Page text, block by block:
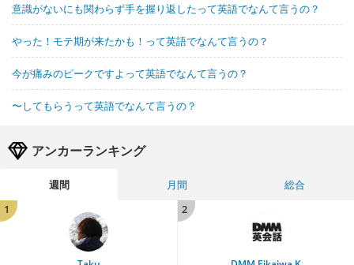
意識がないにも関わらず手を握り返したって英語でなんて言うの？
やった！モテ期が来たかも！って英語でなんて言うの？
今が痛みのピークですよって英語でなんて言うの？
〜してもらうって英語でなんて言うの？
アンカーランキング
週間 月間
総合
1
2